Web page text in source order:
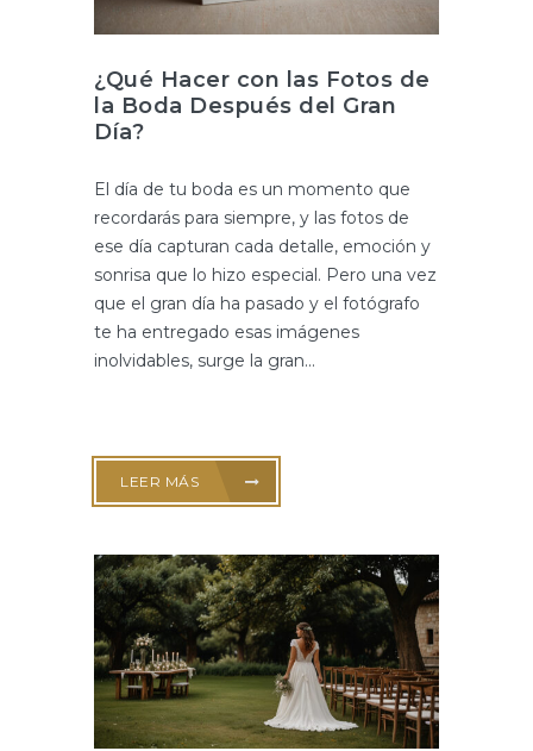
¿Qué Hacer con las Fotos de
la Boda Después del Gran
Día?
El día de tu boda es un momento que
recordarás para siempre, y las fotos de
ese día capturan cada detalle, emoción y
sonrisa que lo hizo especial. Pero una vez
que el gran día ha pasado y el fotógrafo
te ha entregado esas imágenes
inolvidables, surge la gran...
LEER MÁS